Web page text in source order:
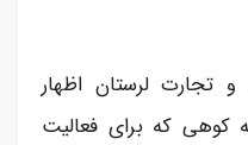
تجارت لرستان اظهار
که برای فعالیت